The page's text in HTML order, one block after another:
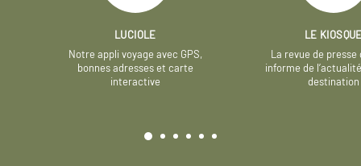
LUCIOLE
Notre appli voyage avec GPS,
bonnes adresses et carte
interactive
LE
La revue de presse
informe de
destination